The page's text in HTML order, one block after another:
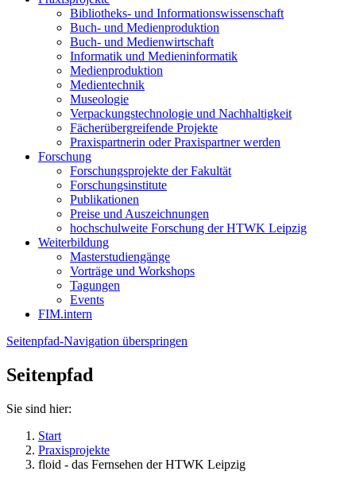
Bibliotheks- und Informationswissenschaft
Buch- und Medienproduktion
Buch- und Medienwirtschaft
Informatik und Medieninformatik
Medienproduktion
Medientechnik
Museologie
Verpackungstechnologie und Nachhaltigkeit
Fächerübergreifende Projekte
Praxispartnerin oder Praxispartner werden
Forschung
Forschungsprojekte der Fakultät
Forschungsinstitute
Publikationen
Preise und Auszeichnungen
hochschulweite Forschung der HTWK Leipzig
Weiterbildung
Masterstudiengänge
Vorträge und Workshops
Tagungen
Events
FIM.intern
Seitenpfad-Navigation überspringen
Seitenpfad
Sie sind hier:
Start
Praxisprojekte
floid - das Fernsehen der HTWK Leipzig